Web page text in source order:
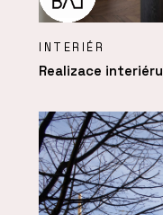
INTERIÉR
Realizace